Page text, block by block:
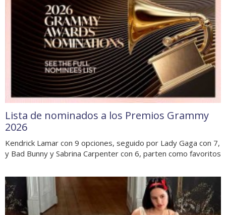
Lista de nominados a los Premios Grammy
2026
Kendrick Lamar con 9 opciones, seguido por Lady Gaga con 7,
y Bad Bunny y Sabrina Carpenter con 6, parten como favoritos